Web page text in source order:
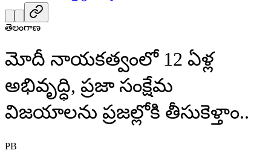
తెలంగాణ
మోదీ నాయకత్వంలో 12 ఏళ్ల
అభివృద్ధి, ప్రజా సంక్షేమ
విజయాలను ప్రజల్లోకి తీసుకెళ్తాం..
PB